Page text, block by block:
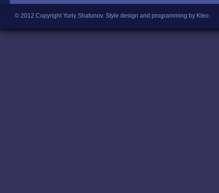
© 2012 Copyright Yuriy Shatunov. Style design and programming by Kleo.